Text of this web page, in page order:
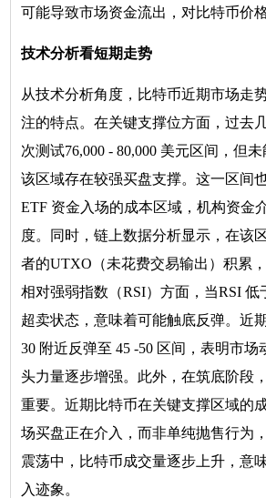
可能导致市场资金流出，对比特币价
技术分析看短期走势
从技术分析角度，比特币近期市场走
注的特点。在关键支撑位方面，过去
次测试76,000 - 80,000 美元区间，但
该区域存在较强买盘支撑。这一区间
ETF 资金入场的成本区域，机构资金
度。同时，链上数据分析显示，在该
者的UTXO（未花费交易输出）积累
相对强弱指数（RSI）方面，当RSI 低
超卖状态，意味着可能触底反弹。近
30 附近反弹至 45 -50 区间，表明市场
头力量逐步增强。此外，在筑底阶段
重要。近期比特币在关键支撑区域的
场买盘正在介入，而非单纯抛售行为
震荡中，比特币成交量逐步上升，意
入迹象。